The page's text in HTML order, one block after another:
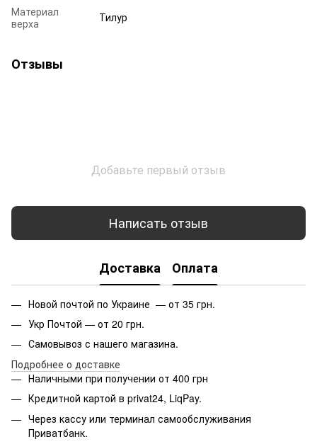
Материал
верха
Тилур
Отзывы
Добавьте первый отзыв
Написать отзыв
Доставка Оплата
Новой почтой по Украине — от 35 грн.
Укр Почтой — от 20 грн.
Самовывоз с нашего магазина.
Подробнее о доставке
Наличными при получении от 400 грн
Кредитной картой в privat24, LiqPay.
Через кассу или терминал самообслуживания
Приватбанк.